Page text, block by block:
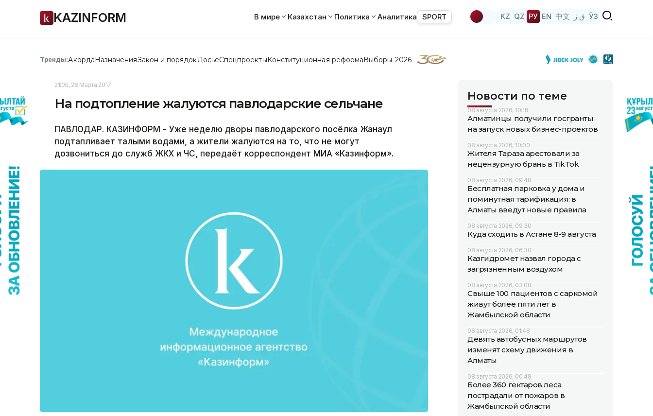
KAZINFORM В мире Казахстан Политика Аналитика SPORT KZ QZ РУ EN 中文 ق ز ЎЗ
Тренды:АкордаНазначенияЗакон и порядок ДосьеСпецпроектыКонституционная реформаВыборы-2026
21:05, 28 Марта 2017
На подтопление жалуются павлодарские сельчане
ПАВЛОДАР. КАЗИНФОРМ - Уже неделю дворы павлодарского посёлка Жанаул
подтапливает талыми водами, а жители жалуются на то, что не могут
дозвониться до служб ЖКХ и ЧС, передаёт корреспондент МИА «Казинформ».
Новости по теме
08 августа 2026, 10:18
Алматинцы получили госгранты
на запуск новых бизнес-проектов
08 августа 2026, 10:00
Жителя Тараза арестовали за
нецензурную брань в TikTok
08 августа 2026, 09:48
Бесплатная парковка у дома и
поминутная тарификация: в
Алматы введут новые правила
08 августа 2026, 09:30
Куда сходить в Астане 8-9 августа
08 августа 2026, 06:30
Казгидромет назвал города с
загрязненным воздухом
08 августа 2026, 03:00
Свыше 100 пациентов с саркомой
живут более пяти лет в
Жамбылской области
08 августа 2026, 01:48
Девять автобусных маршрутов
изменят схему движения в
Алматы
08 августа 2026, 00:48
Более 360 гектаров леса
пострадали от пожаров в
Жамбылской области